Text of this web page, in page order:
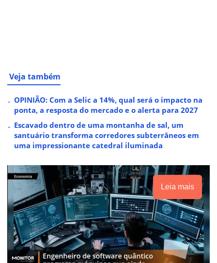
Veja também
OPINIÃO: Com a Selic a 14%, qual será o impacto na
ponta, a resposta do mercado e o alerta para 2027
Escavado dentro de uma montanha de sal, um
santuário transforma corredores subterrâneos em
uma impressionante catedral iluminada
Leia mais